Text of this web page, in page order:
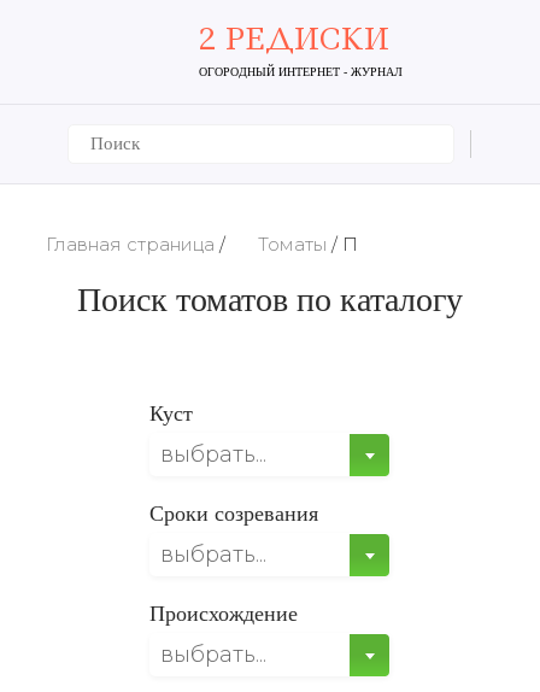
2 РЕДИСКИ
ОГОРОДНЫЙ ИНТЕРНЕТ - ЖУРНАЛ
Главная страница / Томаты / П
Поиск томатов по каталогу
Куст
выбрать...
Сроки созревания
выбрать...
Происхождение
выбрать...